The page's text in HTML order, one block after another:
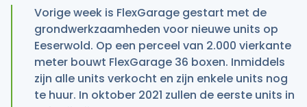
Vorige week is FlexGarage gestart met de
grondwerkzaamheden voor nieuwe units op
Eeserwold. Op een perceel van 2.000 vierkante
meter bouwt FlexGarage 36 boxen. Inmiddels
zijn alle units verkocht en zijn enkele units nog
te huur. In oktober 2021 zullen de eerste units in